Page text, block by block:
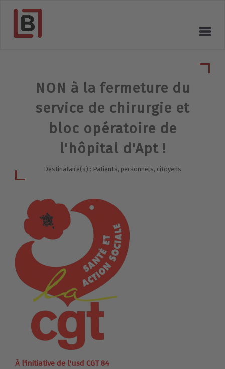
NON à la fermeture du
service de chirurgie et
bloc opératoire de
l'hôpital d'Apt !
Destinataire(s) : Patients, personnels, citoyens
À l'initiative de l'usd CGT 84